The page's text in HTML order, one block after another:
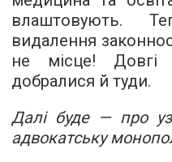
влаштовують.
видалення
не місце! Довгі
добралися й туди.
Далі буде — про
адвокатську